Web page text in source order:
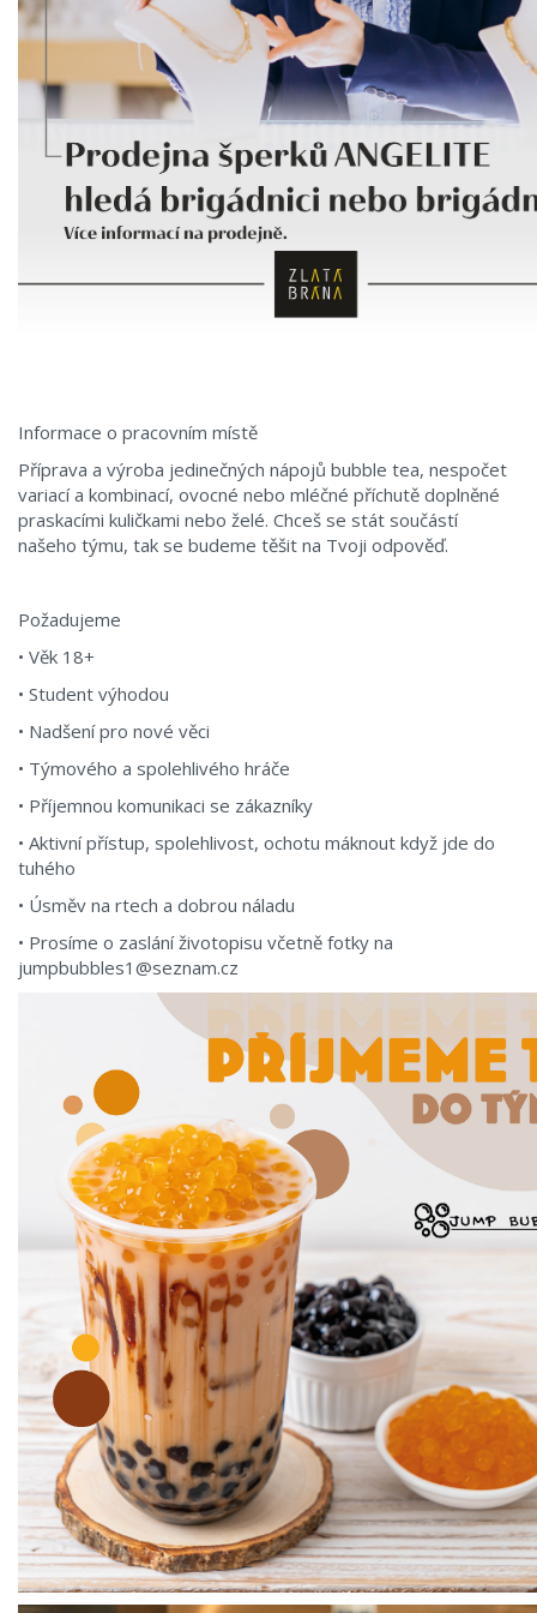
Informace o pracovním místě
Příprava a výroba jedinečných nápojů bubble tea, nespočet
variací a kombinací, ovocné nebo mléčné příchutě doplněné
praskacími kuličkami nebo želé. Chceš se stát součástí
našeho týmu, tak se budeme těšit na Tvoji odpověď.
Požadujeme
• Věk 18+
• Student výhodou
• Nadšení pro nové věci
• Týmového a spolehlivého hráče
• Příjemnou komunikaci se zákazníky
• Aktivní přístup, spolehlivost, ochotu máknout když jde do
tuhého
• Úsměv na rtech a dobrou náladu
• Prosíme o zaslání životopisu včetně fotky na
jumpbubbles1@seznam.cz